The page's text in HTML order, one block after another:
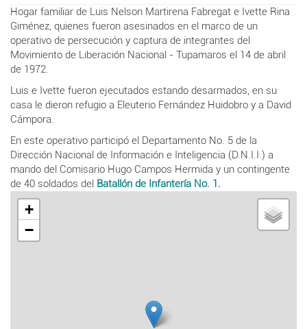
Hogar familiar de Luis Nelson Martirena Fabregat e Ivette Rina
Giménez, quienes fueron asesinados en el marco de un
operativo de persecución y captura de integrantes del
Movimiento de Liberación Nacional - Tupamaros el 14 de abril
de 1972.
Luis e Ivette fueron ejecutados estando desarmados, en su
casa le dieron refugio a Eleuterio Fernández Huidobro y a David
Cámpora.
En este operativo participó el Departamento No. 5 de la
Dirección Nacional de Información e Inteligencia (D.N.I.I.) a
mando del Comisario Hugo Campos Hermida y un contingente
de 40 soldados del Batallón de Infantería No. 1.
+
−